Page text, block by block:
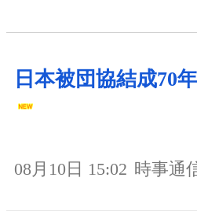
日本被団協結成70
08月10日 15:02 時事通